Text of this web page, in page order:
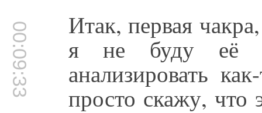
00:09:33 Итак, первая
я не буду её
анализировать
просто скажу,